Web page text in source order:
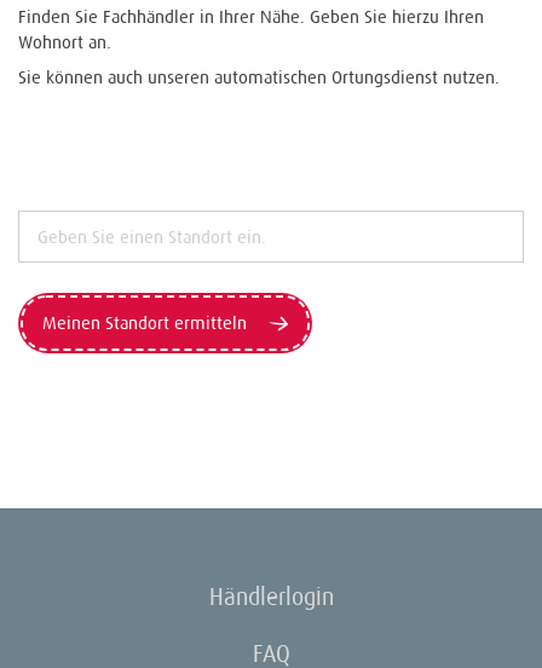
Finden Sie Fachhändler in Ihrer Nähe. Geben Sie hierzu Ihren
Wohnort an.
Sie können auch unseren automatischen Ortungsdienst nutzen.
Meinen Standort ermitteln
Händlerlogin
FAQ